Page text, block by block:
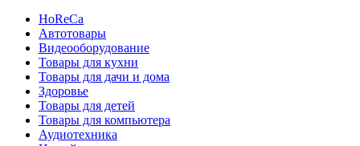
HoReCa
Автотовары
Видеооборудование
Товары для кухни
Товары для дачи и дома
Здоровье
Товары для детей
Товары для компьютера
Аудиотехника